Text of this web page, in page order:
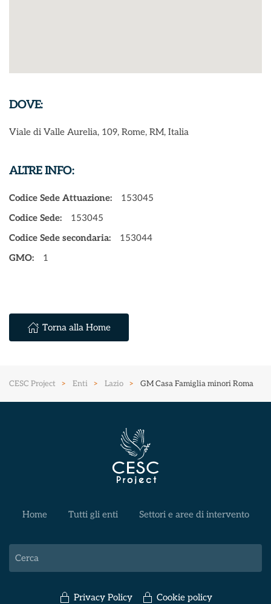
DOVE:
Viale di Valle Aurelia, 109, Rome, RM, Italia
ALTRE INFO:
Codice Sede Attuazione:
153045
Codice Sede:
153045
Codice Sede secondaria:
153044
GMO:
1
Torna alla Home
CESC Project Enti Lazio GM Casa Famiglia minori Roma
Home Tutti gli enti Settori e aree di intervento
Privacy Policy Cookie policy